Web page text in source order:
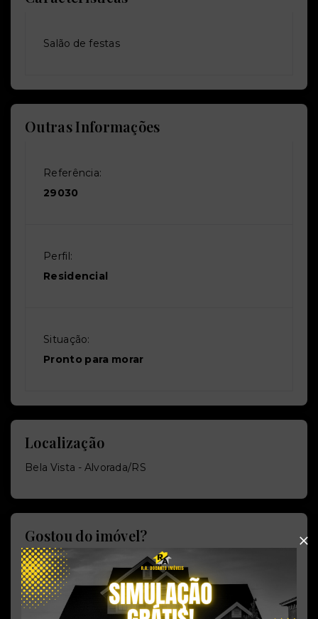
Salão de festas
Outras Informações
Referência:
29030
Perfil:
Residencial
Situação:
Pronto para morar
Localização
Bela Vista - Alvorada/RS
Gostou do imóvel?
Salve ele nos seus favoritos ou então compartilhe
com alguém no WhatsApp:
Compartilhar